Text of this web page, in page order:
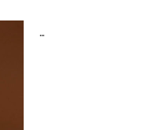
…